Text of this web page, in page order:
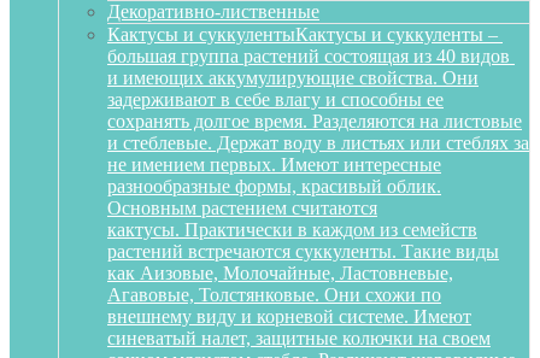
Декоративно-лиственные
Кактусы и суккулентыКактусы и суккуленты –
большая группа растений состоящая из 40 видов
и имеющих аккумулирующие свойства. Они
задерживают в себе влагу и способны ее
сохранять долгое время. Разделяются на листовые
и стеблевые. Держат воду в листьях или стеблях за
не имением первых. Имеют интересные
разнообразные формы, красивый облик.
Основным растением считаются
кактусы. Практически в каждом из семейств
растений встречаются суккуленты. Такие виды
как Аизовые, Молочайные, Ластовневые,
Агавовые, Толстянковые. Они схожи по
внешнему виду и корневой системе. Имеют
синеватый налет, защитные колючки на своем